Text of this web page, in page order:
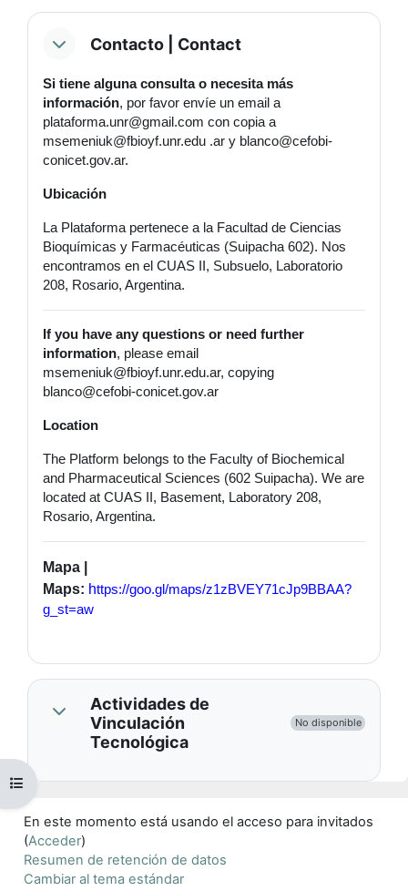
Abrir índice del curso
Contacto | Contact
Si tiene alguna consulta o necesita más
información, por favor envíe un email a
plataforma.unr@gmail.com con copia a
msemeniuk@fbioyf.unr.edu .ar y blanco@cefobi-
conicet.gov.ar.
Ubicación
La Plataforma pertenece a la Facultad de Ciencias
Bioquímicas y Farmacéuticas (Suipacha 602). Nos
encontramos en el CUAS II, Subsuelo, Laboratorio
208, Rosario, Argentina.
If you have any questions or need further
information, please email
msemeniuk@fbioyf.unr.edu.ar, copying
blanco@cefobi-conicet.gov.ar
Location
The Platform belongs to the Faculty of Biochemical
and Pharmaceutical Sciences (602 Suipacha). We are
located at CUAS II, Basement, Laboratory 208,
Rosario, Argentina.
Mapa |
Maps: https://goo.gl/maps/z1zBVEY71cJp9BBAA?
g_st=aw
Actividades de
Vinculación
Tecnológica
No disponible
En este momento está usando el acceso para invitados
(Acceder)
Resumen de retención de datos
Cambiar al tema estándar